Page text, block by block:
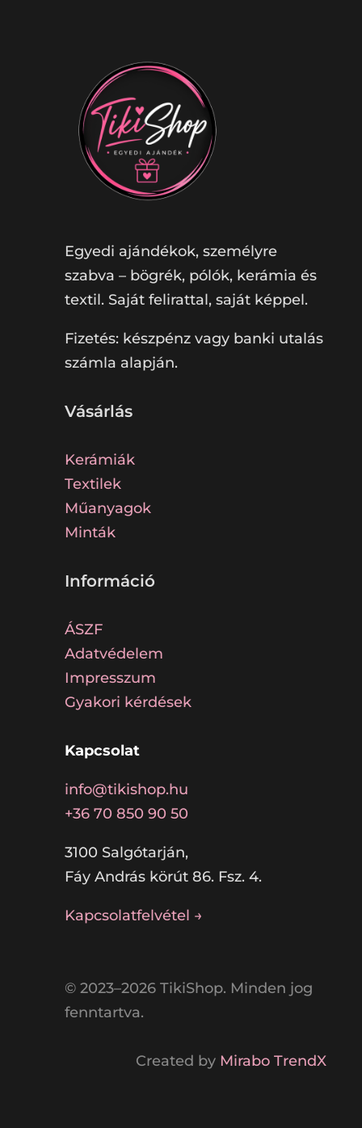
Egyedi ajándékok, személyre
szabva – bögrék, pólók, kerámia és
textil. Saját felirattal, saját képpel.
Fizetés: készpénz vagy banki utalás
számla alapján.
Vásárlás
Kerámiák
Textilek
Műanyagok
Minták
Információ
ÁSZF
Adatvédelem
Impresszum
Gyakori kérdések
Kapcsolat
info@tikishop.hu
+36 70 850 90 50
3100 Salgótarján,
Fáy András körút 86. Fsz. 4.
Kapcsolatfelvétel →
© 2023–2026 TikiShop. Minden jog
fenntartva.
Created by Mirabo TrendX